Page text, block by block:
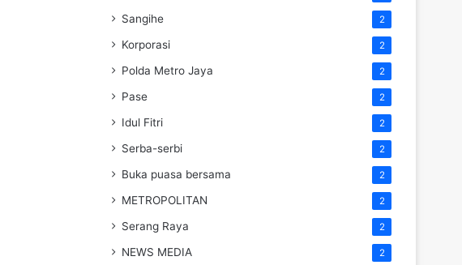
Sangihe 2
Korporasi 2
Polda Metro Jaya 2
Pase 2
Idul Fitri 2
Serba-serbi 2
Buka puasa bersama 2
METROPOLITAN 2
Serang Raya 2
NEWS MEDIA 2